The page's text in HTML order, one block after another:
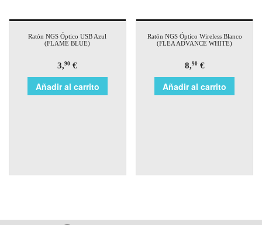
Ratón NGS Óptico USB Azul
(FLAME BLUE)
3,90 €
Añadir al carrito
Ratón NGS Óptico Wireless Blanco
(FLEA ADVANCE WHITE)
8,90€
Añadir al carrito